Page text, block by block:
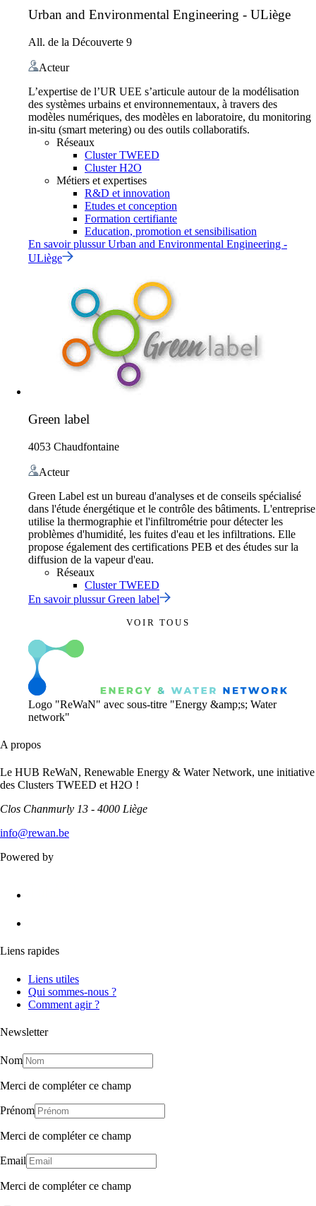
Urban and Environmental Engineering - ULiège
All. de la Découverte 9
Acteur
L’expertise de l’UR UEE s’articule autour de la modélisation
des systèmes urbains et environnementaux, à travers des
modèles numériques, des modèles en laboratoire, du monitoring
in-situ (smart metering) ou des outils collaboratifs.
Réseaux
Cluster TWEED
Cluster H2O
Métiers et expertises
R&D et innovation
Etudes et conception
Formation certifiante
Education, promotion et sensibilisation
En savoir plussurUrban and Environmental Engineering -
ULiège
Green label
4053 Chaudfontaine
Acteur
Green Label est un bureau d'analyses et de conseils spécialisé
dans l'étude énergétique et le contrôle des bâtiments. L'entreprise
utilise la thermographie et l'infiltrométrie pour détecter les
problèmes d'humidité, les fuites d'eau et les infiltrations. Elle
propose également des certifications PEB et des études sur la
diffusion de la vapeur d'eau.
Réseaux
Cluster TWEED
En savoir plussurGreen label
VOIR TOUS
Logo "ReWaN" avec sous-titre "Energy &amp;s; Water
network"
A propos
Le HUB ReWaN, Renewable Energy & Water Network, une initiative
des Clusters TWEED et H2O !
Clos Chanmurly 13 - 4000 Liège
info@rewan.be
Powered by
Liens rapides
Liens utiles
Qui sommes-nous ?
Comment agir ?
Newsletter
Nom
Merci de compléter ce champ
Prénom
Merci de compléter ce champ
Email
Merci de compléter ce champ